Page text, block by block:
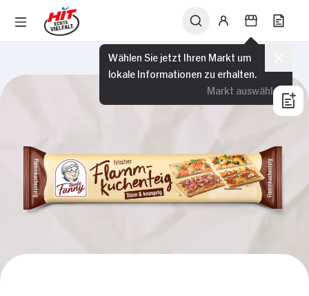
Wählen Sie jetzt Ihren Markt um
lokale Informationen zu erhalten.
Markt auswählen